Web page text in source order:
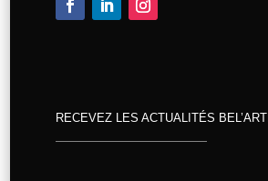
RECEVEZ LES ACTUALITÉS BEL’ARTI